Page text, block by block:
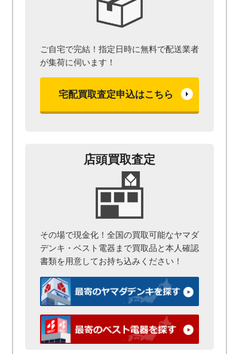
ご自宅で完結！指定日時に無料で配送業者
が集荷に伺います！
宅配買取査定申込はこちら
店頭買取査定
その場で現金化！全国の買取可能なヤマダ
デンキ・ベスト電器まで買取品と本人確認
書類を用意してお持ち込みください！